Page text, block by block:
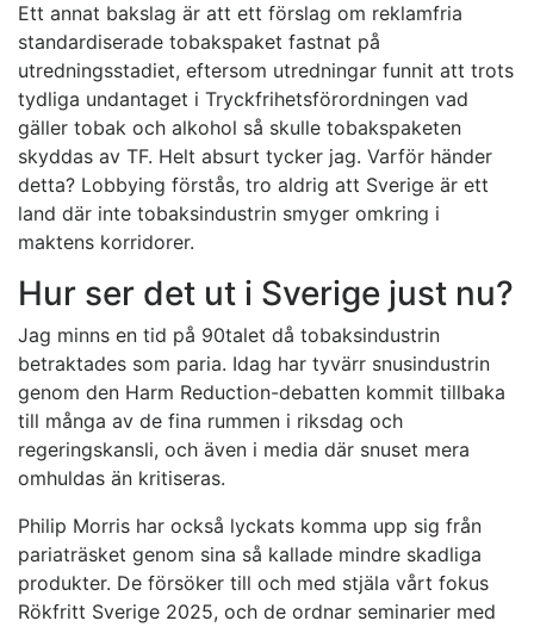
Ett annat bakslag är att ett förslag om reklamfria
standardiserade tobakspaket fastnat på
utredningsstadiet, eftersom utredningar funnit att trots
tydliga undantaget i Tryckfrihetsförordningen vad
gäller tobak och alkohol så skulle tobakspaketen
skyddas av TF. Helt absurt tycker jag. Varför händer
detta? Lobbying förstås, tro aldrig att Sverige är ett
land där inte tobaksindustrin smyger omkring i
maktens korridorer.
Hur ser det ut i Sverige just nu?
Jag minns en tid på 90talet då tobaksindustrin
betraktades som paria. Idag har tyvärr snusindustrin
genom den Harm Reduction-debatten kommit tillbaka
till många av de fina rummen i riksdag och
regeringskansli, och även i media där snuset mera
omhuldas än kritiseras.
Philip Morris har också lyckats komma upp sig från
pariaträsket genom sina så kallade mindre skadliga
produkter. De försöker till och med stjäla vårt fokus
Rökfritt Sverige 2025, och de ordnar seminarier med